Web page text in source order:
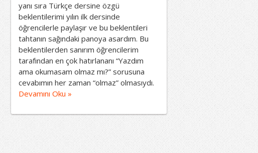
yanı sıra Türkçe dersine özgü
beklentilerimi yılın ilk dersinde
öğrencilerle paylaşır ve bu beklentileri
tahtanın sağındaki panoya asardım. Bu
beklentilerden sanırım öğrencilerim
tarafından en çok hatırlananı “Yazdım
ama okumasam olmaz mı?” sorusuna
cevabımın her zaman “olmaz” olmasıydı.
Devamını Oku »